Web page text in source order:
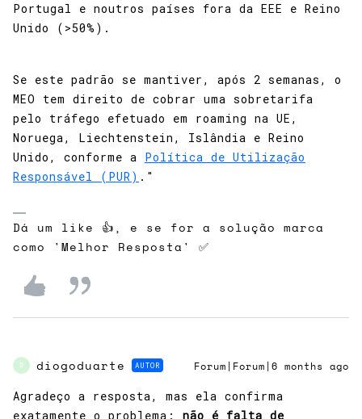
Portugal e noutros países fora da EEE e Reino
Unido (>50%).
Se este padrão se mantiver, após 2 semanas, o
MEO tem direito de cobrar uma sobretarifa
pelo tráfego efetuado em roaming na UE,
Noruega, Liechtenstein, Islândia e Reino
Unido, conforme a Política de Utilização
Responsável (PUR) ."
Dá um like 👍, e se for a solução marca
como 'Melhor Resposta' ✅
D diogoduarte AUTOR Forum|Forum|6 months ago
Agradeço a resposta, mas ela confirma
exatamente o problema: não é falta de